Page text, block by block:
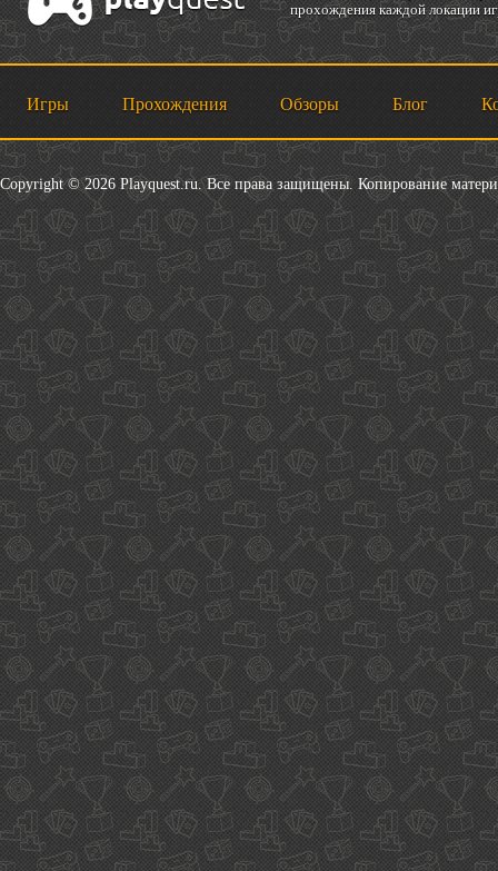
прохождения каждой локации
Игры Прохождения Обзоры Блог
Copyright © 2026 Playquest.ru. Все права защищены. Копирование